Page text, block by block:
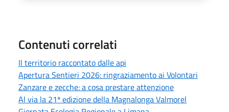
Contenuti correlati
Il territorio raccontato dalle api
Apertura Sentieri 2026: ringraziamento ai Volontari
Zanzare e zecche: a cosa prestare attenzione
Al via la 21ª edizione della Magnalonga Valmorel